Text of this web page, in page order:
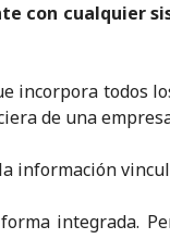
con cualquier
incorpora todos
de una
información
integrada.